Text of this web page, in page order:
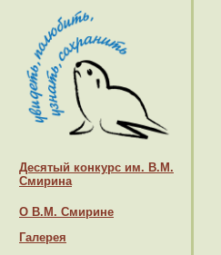
Десятый конкурс им. В.М.
Смирина
О В.М. Смирине
Галерея